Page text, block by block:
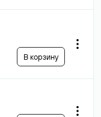
В корзину